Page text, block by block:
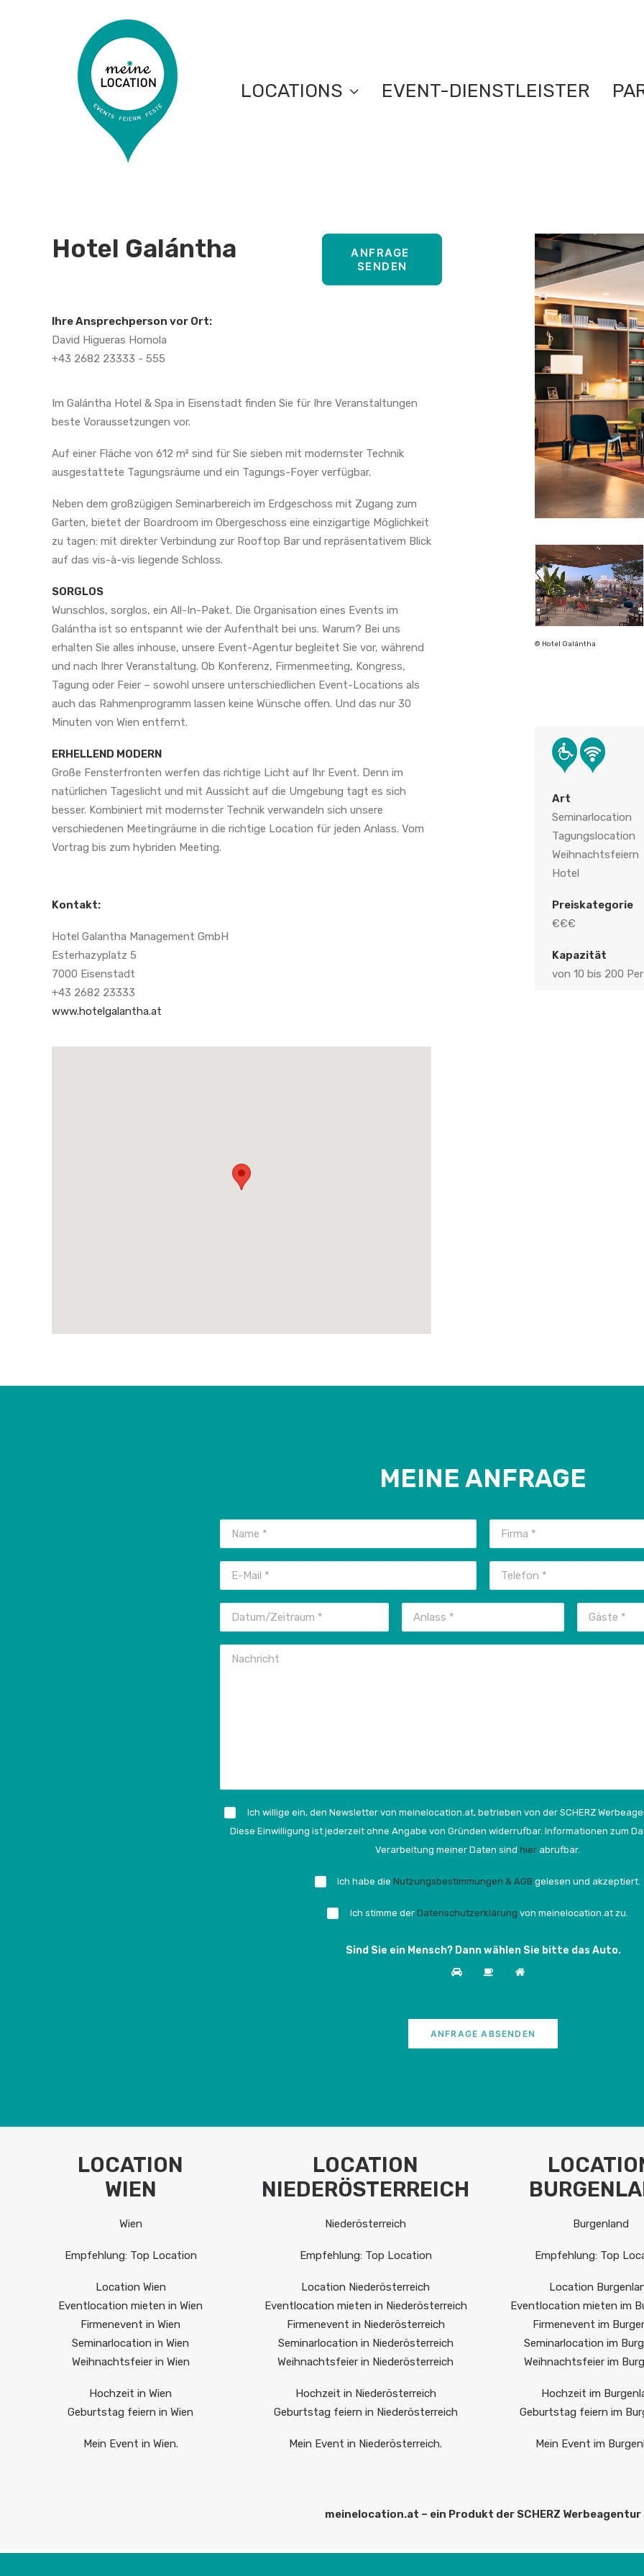
LOCATIONS EVENT-DIENSTLEISTER
Hotel Galántha
ANFRAGE
SENDEN
Ihre Ansprechperson vor Ort:
David Higueras Homola
+43 2682 23333 - 555
Im Galántha Hotel & Spa in Eisenstadt finden Sie für Ihre Veranstaltungen
beste Voraussetzungen vor.
Auf einer Fläche von 612 m² sind für Sie sieben mit modernster Technik
ausgestattete Tagungsräume und ein Tagungs-Foyer verfügbar.
Neben dem großzügigen Seminarbereich im Erdgeschoss mit Zugang zum
Garten, bietet der Boardroom im Obergeschoss eine einzigartige Möglichkeit
zu tagen: mit direkter Verbindung zur Rooftop Bar und repräsentativem Blick
auf das vis-à-vis liegende Schloss.
SORGLOS
Wunschlos, sorglos, ein All-In-Paket. Die Organisation eines Events im
Galántha ist so entspannt wie der Aufenthalt bei uns. Warum? Bei uns
erhalten Sie alles inhouse, unsere Event-Agentur begleitet Sie vor, während
und nach Ihrer Veranstaltung. Ob Konferenz, Firmenmeeting, Kongress,
Tagung oder Feier – sowohl unsere unterschiedlichen Event-Locations als
auch das Rahmenprogramm lassen keine Wünsche offen. Und das nur 30
Minuten von Wien entfernt.
ERHELLEND MODERN
Große Fensterfronten werfen das richtige Licht auf Ihr Event. Denn im
natürlichen Tageslicht und mit Aussicht auf die Umgebung tagt es sich
besser. Kombiniert mit modernster Technik verwandeln sich unsere
verschiedenen Meetingräume in die richtige Location für jeden Anlass. Vom
Vortrag bis zum hybriden Meeting.
Kontakt:
Hotel Galantha Management GmbH
Esterhazyplatz 5
7000 Eisenstadt
+43 2682 23333
www.hotelgalantha.at
Hofbauer ©Gregor Hofbauer ©Gregor Hofbauer ©Gregor Hofbauer © Hotel Galántha
Art
Seminarlocation
Tagungslocation
Weihnachtsfeiern
Hotel
Preiskategorie
€€€
Kapazität
von 10 bis 200
MEINE ANFRAGE
Ich willige ein, den Newsletter von meinelocation.at, betrieben von der SCHERZ
Diese Einwilligung ist jederzeit ohne Angabe von Gründen widerrufbar. Informationen zum
Verarbeitung meiner Daten sind hier abrufbar.
Ich habe die Nutzungsbestimmungen & AGB gelesen und akzeptiert.
Ich stimme der Datenschutzerklärung von meinelocation.at zu.
Sind Sie ein Mensch? Dann wählen Sie bitte das Auto.
LOCATION
WIEN
Wien
Empfehlung: Top Location
Location Wien
Eventlocation mieten in Wien
Firmenevent in Wien
Seminarlocation in Wien
Weihnachtsfeier in Wien
Hochzeit in Wien
Geburtstag feiern in Wien
Mein Event in Wien.
LOCATION
NIEDERÖSTERREICH
Niederösterreich
Empfehlung: Top Location
Location Niederösterreich
Eventlocation mieten in Niederösterreich
Firmenevent in Niederösterreich
Seminarlocation in Niederösterreich
Weihnachtsfeier in Niederösterreich
Hochzeit in Niederösterreich
Geburtstag feiern in Niederösterreich
Mein Event in Niederösterreich.
Burgenland
Empfehlung: Top
Location
Eventlocation mieten im
Firmenevent im
Seminarlocation im
Weihnachtsfeier im
Hochzeit im
Geburtstag feiern im
Mein Event im
meinelocation.at – ein Produkt der SCHERZ Werbeagentur